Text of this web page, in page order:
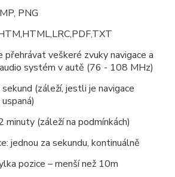
PNG
přehrávat veškeré zvuky navigace a
systém v autě (76 - 108 MHz)
(záleží, jestli je navigace
(záleží na podmínkách)
jednou za sekundu, kontinuálně
pozice – menší než 10m